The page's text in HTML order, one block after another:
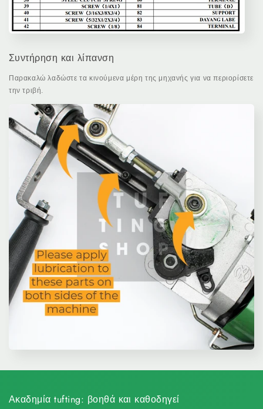
Συντήρηση και λίπανση
Παρακαλώ λαδώστε τα κινούμενα μέρη της μηχανής για να περιορίσετε
την τριβή.
Ακαδημία tufting: βοηθά και καθοδηγεί